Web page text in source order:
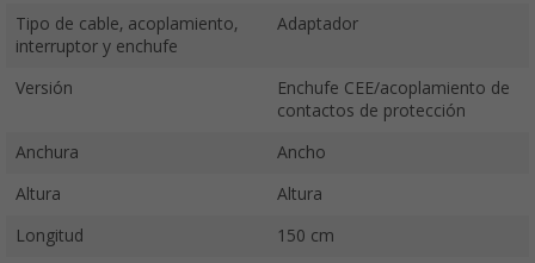
Tipo de cable, acoplamiento,
interruptor y enchufe
Adaptador
Versión
Enchufe CEE/acoplamiento de
contactos de protección
Anchura Ancho
Altura Altura
Longitud 150 cm